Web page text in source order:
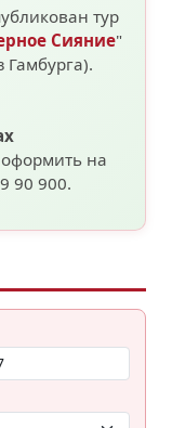
тур
Сияние"
Гамбурга).
на
90 900.